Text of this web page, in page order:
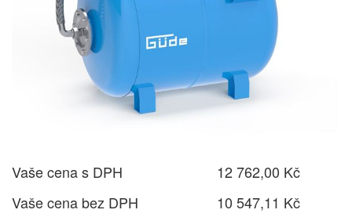
Vaše cena s DPH
12 762,00 Kč
Vaše cena bez DPH
10 547,11 Kč